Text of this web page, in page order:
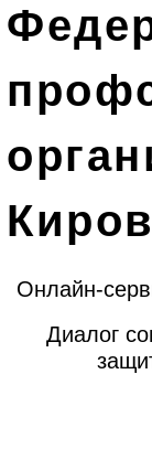
Онлайн-
Диалог